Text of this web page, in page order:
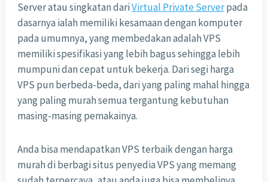
Server atau singkatan dariVirtual Private Serverpada
dasarnya ialah memiliki kesamaan dengan komputer
pada umumnya, yang membedakan adalah VPS
memiliki spesifikasi yang lebih bagus sehingga lebih
mumpuni dan cepat untuk bekerja. Dari segi harga
VPS pun berbeda-beda, dari yang paling mahal hingga
yang paling murah semua tergantung kebutuhan
masing-masing pemakainya.
Anda bisa mendapatkan VPS terbaik dengan harga
murah di berbagi situs penyedia VPS yang memang